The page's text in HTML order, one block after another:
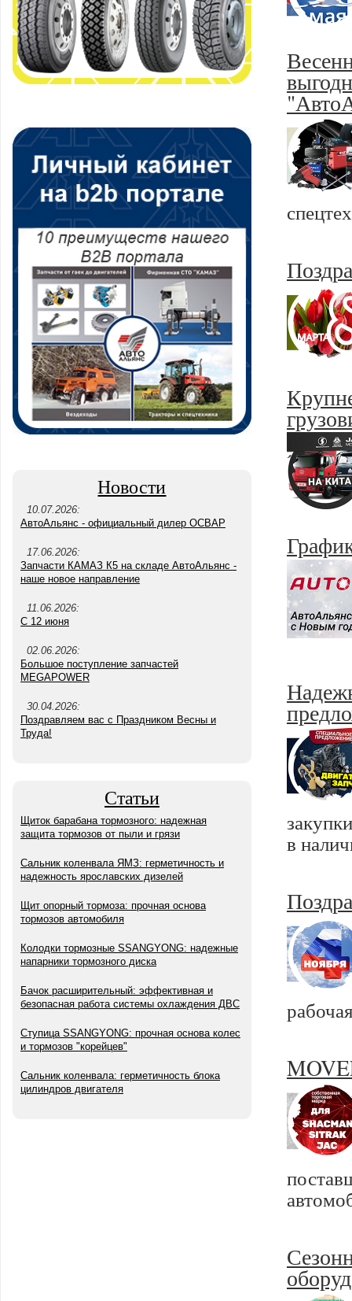
Новости
10.07.2026:
АвтоАльянс - официальный дилер ОСВАР
17.06.2026:
Запчасти КАМАЗ К5 на складе АвтоАльянс -
наше новое направление
11.06.2026:
С 12 июня
02.06.2026:
Большое поступление запчастей
MEGAPOWER
30.04.2026:
Поздравляем вас с Праздником Весны и
Труда!
Статьи
Щиток барабана тормозного: надежная
защита тормозов от пыли и грязи
Сальник коленвала ЯМЗ: герметичность и
надежность ярославских дизелей
Щит опорный тормоза: прочная основа
тормозов автомобиля
Колодки тормозные SSANGYONG: надежные
напарники тормозного диска
Бачок расширительный: эффективная и
безопасная работа системы охлаждения ДВС
Ступица SSANGYONG: прочная основа колес
и тормозов "корейцев"
Сальник коленвала: герметичность блока
цилиндров двигателя
в